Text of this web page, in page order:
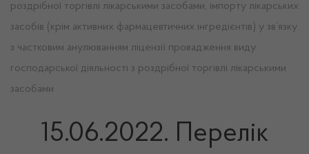
роздрібної торгівлі лікарськими засобами, імпорту лікарських
засобів (крім активних фармацевтичних інгредієнтів) у зв’язку
з частковим анулюванням ліцензії провадження виду
господарської діяльності з роздрібної торгівлі лікарськими
засобами
15.06.2022. Перелік